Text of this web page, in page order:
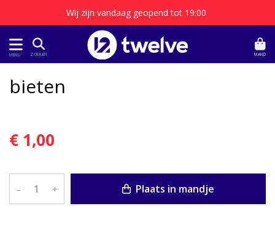
Wij zijn vandaag geopend tot 19:00
MENU ZOEKEN MAND
bieten
€ 1,00
– + Plaats in mandje